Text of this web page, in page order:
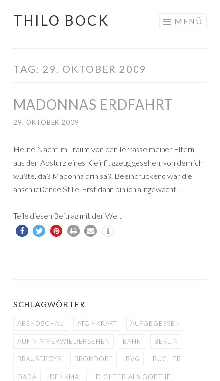
Springe
THILO BOCK MENÜ
TAG: 29. OKTOBER 2009
MADONNAS ERDFAHRT
29. OKTOBER 2009
Heute Nacht im Traum von der Terrasse meiner Eltern
aus den Absturz eines Kleinflugzeug gesehen, von dem ich
wußte, daß Madonna drin saß. Beeindruckend war die
anschließende Stille. Erst dann bin ich aufgewacht.
Teile diesen Beitrag mit der Welt
SCHLAGWÖRTER
ABENDSCHAU ATOMKRAFT AUFGEGESSEN
AUF NIMMERWIEDERSEHEN BAHN BERLIN
BRAUSEBOYS BROKDORF BVG BÜCHER
DADA DENKMAL DICHTER ALS GOETHE